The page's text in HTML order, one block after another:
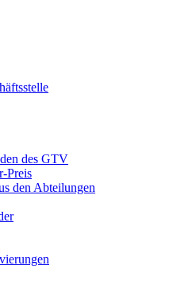
des GTV
Preis
den Abteilungen